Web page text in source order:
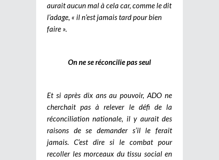
aurait aucun mal à cela car, comme le dit
l’adage, « il n’est jamais tard pour bien
faire ».
On ne se réconcilie pas seul
Et si après dix ans au pouvoir, ADO ne
cherchait pas à relever le défi de la
réconciliation nationale, il y aurait des
raisons de se demander s’il le ferait
jamais. C’est dire si le combat pour
recoller les morceaux du tissu social en